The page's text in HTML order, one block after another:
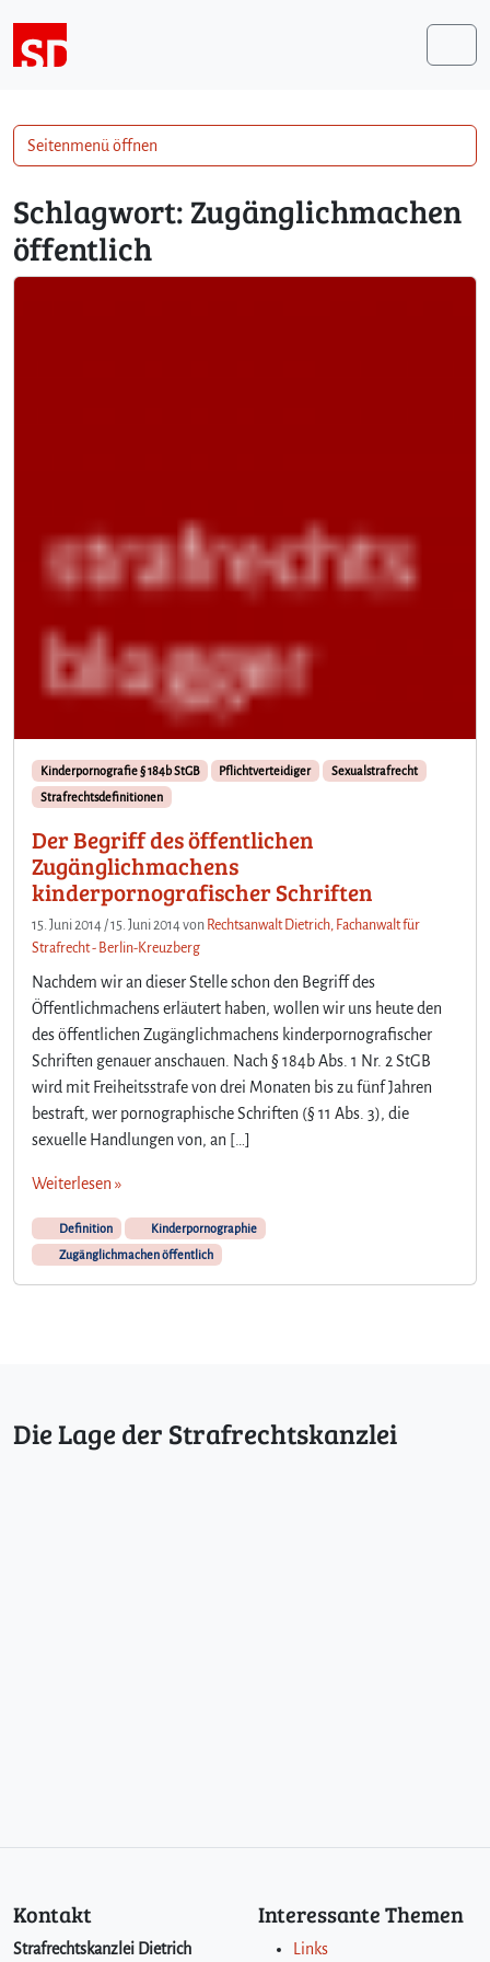
Schlagwort: Zugänglichmachen
öffentlich
Kinderpornografie § 184b StGB Pflichtverteidiger
Sexualstrafrecht
Strafrechtsdefinitionen
Der Begriff des öffentlichen
Zugänglichmachens
kinderpornografischer Schriften
15. Juni 2014 /15. Juni 2014von Rechtsanwalt Dietrich, Fachanwalt für
Strafrecht - Berlin-Kreuzberg
Nachdem wir an dieser Stelle schon den Begriff des
Öffentlichmachens erläutert haben, wollen wir uns heute den
des öffentlichen Zugänglichmachens kinderpornografischer
Schriften genauer anschauen. Nach § 184b Abs. 1 Nr. 2 StGB
wird mit Freiheitsstrafe von drei Monaten bis zu fünf Jahren
bestraft, wer pornographische Schriften (§ 11 Abs. 3), die
sexuelle Handlungen von, an […]
Weiterlesen »
Definition
Kinderpornographie
Zugänglichmachen öffentlich
Seitenmenü öffnen
Die Lage der Strafrechtskanzlei
Kontakt
Strafrechtskanzlei Dietrich
Interessante Themen
Links